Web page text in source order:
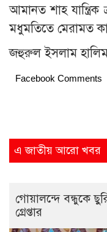
আমানত শাহ যান্ত্রিক
মধুমতিতে মেরামত
জহুরুল ইসলাম
Facebook Comments
এ জাতীয় আরো খবর
গোয়ালন্দে বন্ধুকে
গ্রেপ্তার